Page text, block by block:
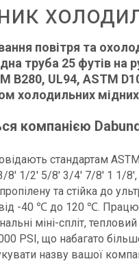
повітря та
труба 25 футів
B280, UL94, ASTM
холодильних
компанією
стандартам
8' 1/2' 5/8' 3/4' 7/8' 1 1/
та стійка до
-40 ℃ до 120 ℃.
міні-спліт, тепловий
PSI, що набагато
назву вашої